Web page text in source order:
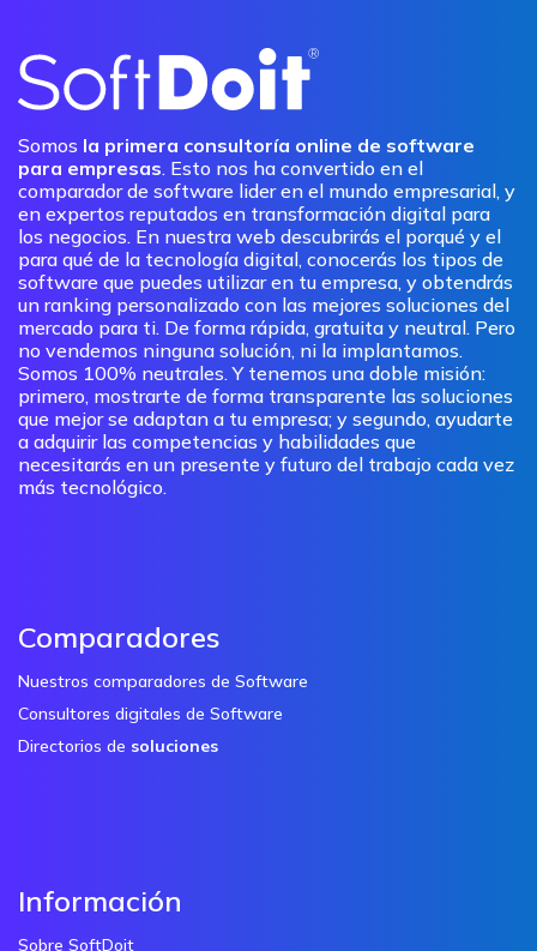
Somos la primera consultoría online de software
para empresas. Esto nos ha convertido en el
comparador de software lider en el mundo empresarial, y
en expertos reputados en transformación digital para
los negocios. En nuestra web descubrirás el porqué y el
para qué de la tecnología digital, conocerás los tipos de
software que puedes utilizar en tu empresa, y obtendrás
un ranking personalizado con las mejores soluciones del
mercado para ti. De forma rápida, gratuita y neutral. Pero
no vendemos ninguna solución, ni la implantamos.
Somos 100% neutrales. Y tenemos una doble misión:
primero, mostrarte de forma transparente las soluciones
que mejor se adaptan a tu empresa; y segundo, ayudarte
a adquirir las competencias y habilidades que
necesitarás en un presente y futuro del trabajo cada vez
más tecnológico.
Comparadores
Nuestros comparadores de Software
Consultores digitales de Software
Directorios de soluciones
Información
Sobre SoftDoit